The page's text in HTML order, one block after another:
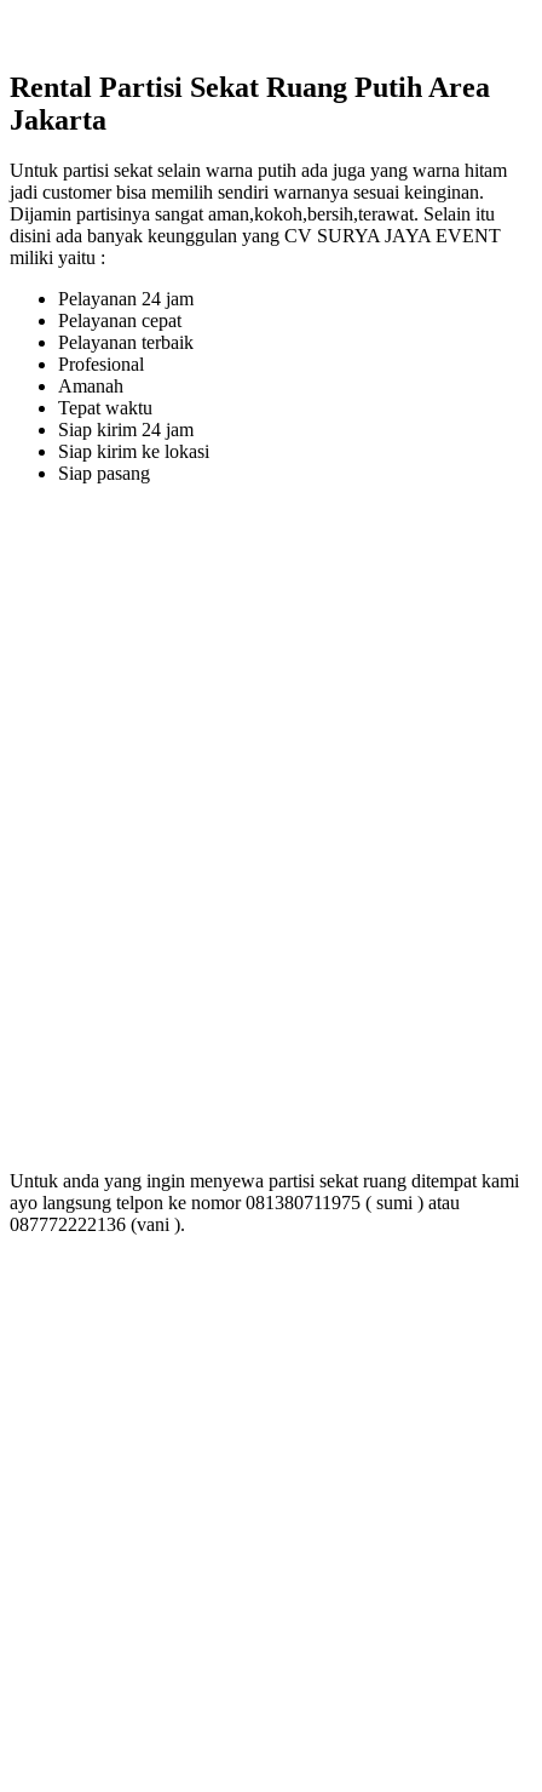
Rental Partisi Sekat Ruang Putih Area
Jakarta
Untuk partisi sekat selain warna putih ada juga yang warna hitam
jadi customer bisa memilih sendiri warnanya sesuai keinginan.
Dijamin partisinya sangat aman,kokoh,bersih,terawat. Selain itu
disini ada banyak keunggulan yang CV SURYA JAYA EVENT
miliki yaitu :
Pelayanan 24 jam
Pelayanan cepat
Pelayanan terbaik
Profesional
Amanah
Tepat waktu
Siap kirim 24 jam
Siap kirim ke lokasi
Siap pasang
Untuk anda yang ingin menyewa partisi sekat ruang ditempat kami
ayo langsung telpon ke nomor 081380711975 ( sumi ) atau
087772222136 (vani ).